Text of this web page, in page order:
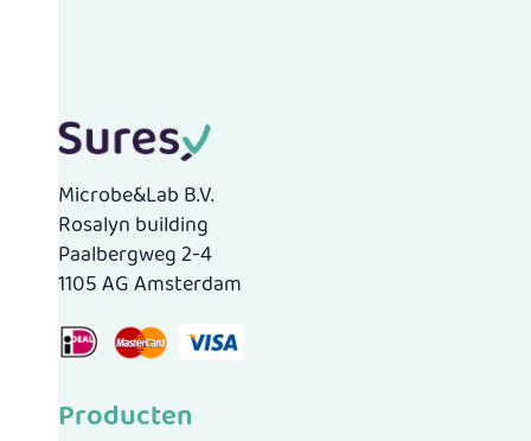
Microbe&Lab B.V.
Rosalyn building
Paalbergweg 2-4
1105 AG Amsterdam
Producten